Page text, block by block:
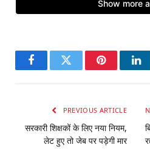
FacebookTwitter Pinterest
PREVIOUS ARTICLE
सरकारी शिक्षकों के लिए नया नियम,
लेट हुए तो जेब पर पड़ेगी मार